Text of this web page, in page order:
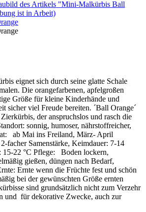
eignet sich durch seine glatte Schale
Die orangefarbenen, apfelgroßen
Größe für kleine Kinderhände und
sicher viel Freude bereiten. ´Ball Orange´
der anspruchslos und rasch die
sonnig, humoser, nährstoffreicher,
ab Mai ins Freiland, März- April
facher Samenstärke, Keimdauer: 7-14
15-22 °C Pflege: Boden lockern,
gießen, düngen nach Bedarf,
Ernte wenn die Früchte fest und schön
bei der gewünschten Größe ernten
sind grundsätzlich nicht zum Verzehr
und für dekorative Zwecke, auch zur